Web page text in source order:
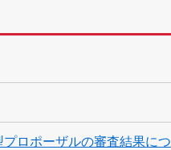
ロポーザルの審査結果につ